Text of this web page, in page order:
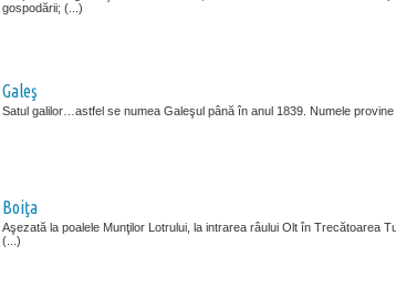
gospodării; (...)
Galeş
Satul galilor…astfel se numea Galeşul până în anul 1839. Numele provine
Boiţa
Aşezată la poalele Munţilor Lotrului, la intrarea râului Olt în Trecătoarea
(...)